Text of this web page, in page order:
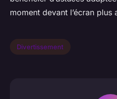
moment devant l’écran plus
Divertissement